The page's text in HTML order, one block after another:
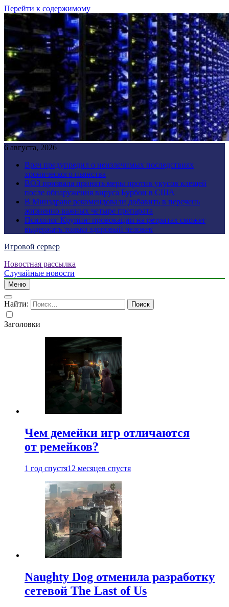
Перейти к содержимому
6 августа, 2026
Врач предупредил о неизлечимых последствиях
хронического пьянства
ВОЗ призвала принять меры против укусов клещей
после обнаружения вируса Бурбон в США
В Минздраве рекомендовали добавить в перечень
жизненно важных четыре препарата
Психолог Крупин: провокации на ретритах сможет
выдержать только здоровый человек
Игровой сервер
Новостная рассылка
Случайные новости
Меню
Найти:
Заголовки
Чем демейки игр отличаются
от ремейков?
1 год спустя12 месяцев спустя
Naughty Dog отменила разработку
сетевой The Last of Us